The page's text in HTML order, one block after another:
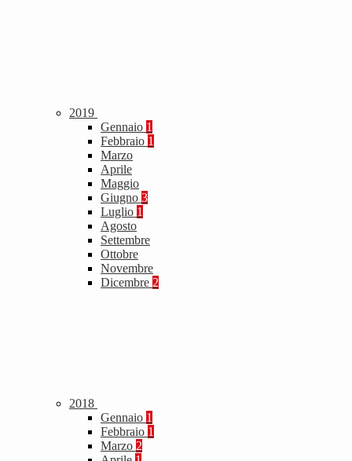
2019
Gennaio 1
Febbraio 1
Marzo
Aprile
Maggio
Giugno 3
Luglio 1
Agosto
Settembre
Ottobre
Novembre
Dicembre 2
2018
Gennaio 1
Febbraio 1
Marzo 2